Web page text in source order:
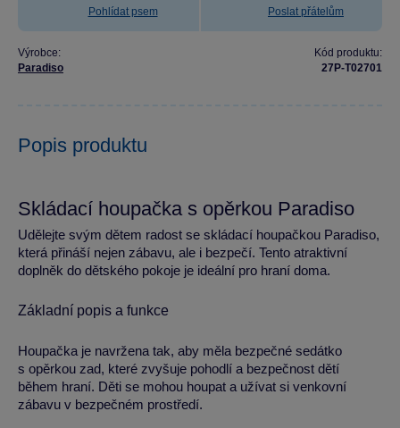
Pohlídat psem Poslat přátelům
Výrobce:
Paradiso
Kód produktu:
27P-T02701
Popis produktu
Skládací houpačka s opěrkou Paradiso
Udělejte svým dětem radost se skládací houpačkou Paradiso,
která přináší nejen zábavu, ale i bezpečí. Tento atraktivní
doplněk do dětského pokoje je ideální pro hraní doma.
Základní popis a funkce
Houpačka je navržena tak, aby měla bezpečné sedátko
s opěrkou zad, které zvyšuje pohodlí a bezpečnost dětí
během hraní. Děti se mohou houpat a užívat si venkovní
zábavu v bezpečném prostředí.